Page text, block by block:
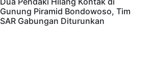
Gunung Piramid Bondowoso, Tim
SAR Gabungan Diturunkan